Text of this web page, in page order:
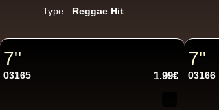
Type : Reggae Hit
7"
03165 1.99€
7"
03166